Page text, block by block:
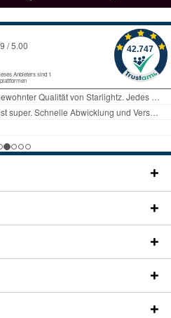
Fachgeschäft + telefonisch erreichbar
09497 1511